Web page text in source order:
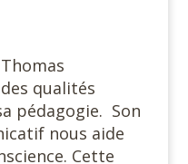
qualités
pédagogie. Son
nous aide
Cette